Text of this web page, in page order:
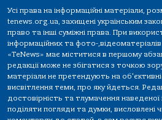
Усі права на інформаційні матеріали,
tenews.org.ua, захищені українським
право та інші суміжні права. При
інформаційних та фото-
«TeNews» має міститися в першому
редакції може не збігатися з точкою
матеріали не претендують на
висвітлення теми, про яку йдеться.
достовірність та тлумачення
поділяти погляди та думки, висловлені